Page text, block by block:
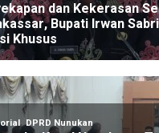
Pelaku
lalu